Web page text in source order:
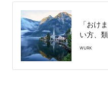
「おけ
い方、
WURK